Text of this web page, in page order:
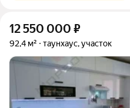
12 550 000 ₽
92,4 м² таунхаус, участок